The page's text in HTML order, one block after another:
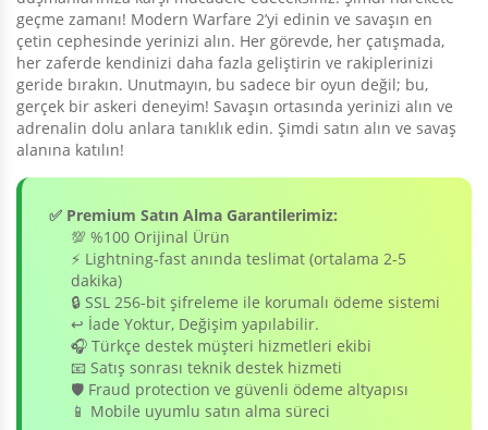
geçme zamanı! Modern Warfare 2’yi edinin ve savaşın en
çetin cephesinde yerinizi alın. Her görevde, her çatışmada,
her zaferde kendinizi daha fazla geliştirin ve rakiplerinizi
geride bırakın. Unutmayın, bu sadece bir oyun değil; bu,
gerçek bir askeri deneyim! Savaşın ortasında yerinizi alın ve
adrenalin dolu anlara tanıklık edin. Şimdi satın alın ve savaş
alanına katılın!
✅ Premium Satın Alma Garantilerimiz:
💯 %100 Orijinal Ürün
⚡ Lightning-fast anında teslimat (ortalama 2-5
dakika)
🔒 SSL 256-bit şifreleme ile korumalı ödeme sistemi
↩️ İade Yoktur, Değişim yapılabilir.
🎧 Türkçe destek müşteri hizmetleri ekibi
📧 Satış sonrası teknik destek hizmeti
🛡️ Fraud protection ve güvenli ödeme altyapısı
📱 Mobile uyumlu satın alma süreci